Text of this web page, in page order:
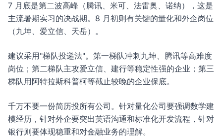
7 月底是第二波高峰（腾讯、米可、法雷奥、诺纳），这是
主流暑期实习的决战期。8 月初则有关键的量化和外企岗位
（九坤、爱立信、天岳）。
建议采用"梯队投递法"。第一梯队冲刺九坤、腾讯等高难度
岗位；第二梯队主攻爱立信、建行等稳定性强的企业；第三
梯队用阿特拉斯科普柯等截止较晚的企业保底。
千万不要一份简历投所有公司。针对量化公司要强调数学建
模经历，针对外企要突出英语沟通和标准化开发流程，针对
银行则要体现稳重和对金融业务的理解。